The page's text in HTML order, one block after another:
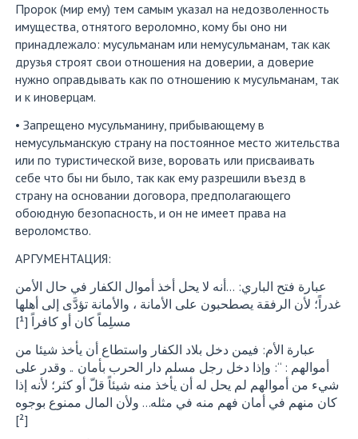
Пророк (мир ему) тем самым указал на недозволенность
имущества, отнятого вероломно, кому бы оно ни
принадлежало: мусульманам или немусульманам, так как
друзья строят свои отношения на доверии, а доверие
нужно оправдывать как по отношению к мусульманам, так
и к иноверцам.
• Запрещено мусульманину, прибывающему в
немусульманскую страну на постоянное место жительства
или по туристической визе, воровать или присваивать
себе что бы ни было, так как ему разрешили въезд в
страну на основании договора, предполагающего
обоюдную безопасность, и он не имеет права на
вероломство.
АРГУМЕНТАЦИЯ:
عبارة فتح الباري: …أنه لا يحل أخذ أموال الكفار في حال الأمن
غدراً؛ لأن الرفقة يصطحبون على الأمانة ، والأمانة تؤدَّى إلى أهلها
مسلِماً كان أو كافراً [¹]
عبارة الأم: فيمن دخل بلاد الكفار واستطاع أن يأخذ شيئا من
أموالهم : “: وإذا دخل رجل مسلم دار الحرب بأمان .. وقدر على
شيء من أموالهم لم يحل له أن يأخذ منه شيئاً قلّ أو كثر؛ لأنه إذا
كان منهم في أمان فهم منه في مثله… ولأن المال ممنوع بوجوه
[²]